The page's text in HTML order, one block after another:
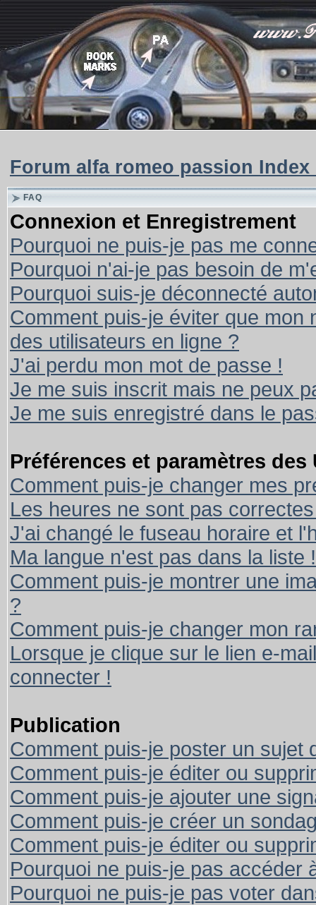
Forum alfa romeo passion
FAQ
Connexion et Enregistrement
Pourquoi ne puis-je pas me
Pourquoi n'ai-je pas besoin de
Pourquoi suis-je déconnecté
Comment puis-je éviter que mon
des utilisateurs en ligne ?
J'ai perdu mon mot de passe !
Je me suis inscrit mais ne peux
Je me suis enregistré dans le
Préférences et paramètres
Comment puis-je changer mes
Les heures ne sont pas
J'ai changé le fuseau horaire et
Ma langue n'est pas dans la liste !
Comment puis-je montrer une
?
Comment puis-je changer mon
Lorsque je clique sur le lien e-
connecter !
Publication
Comment puis-je poster un sujet
Comment puis-je éditer ou
Comment puis-je ajouter une
Comment puis-je créer un
Comment puis-je éditer ou
Pourquoi ne puis-je pas accéder
Pourquoi ne puis-je pas voter